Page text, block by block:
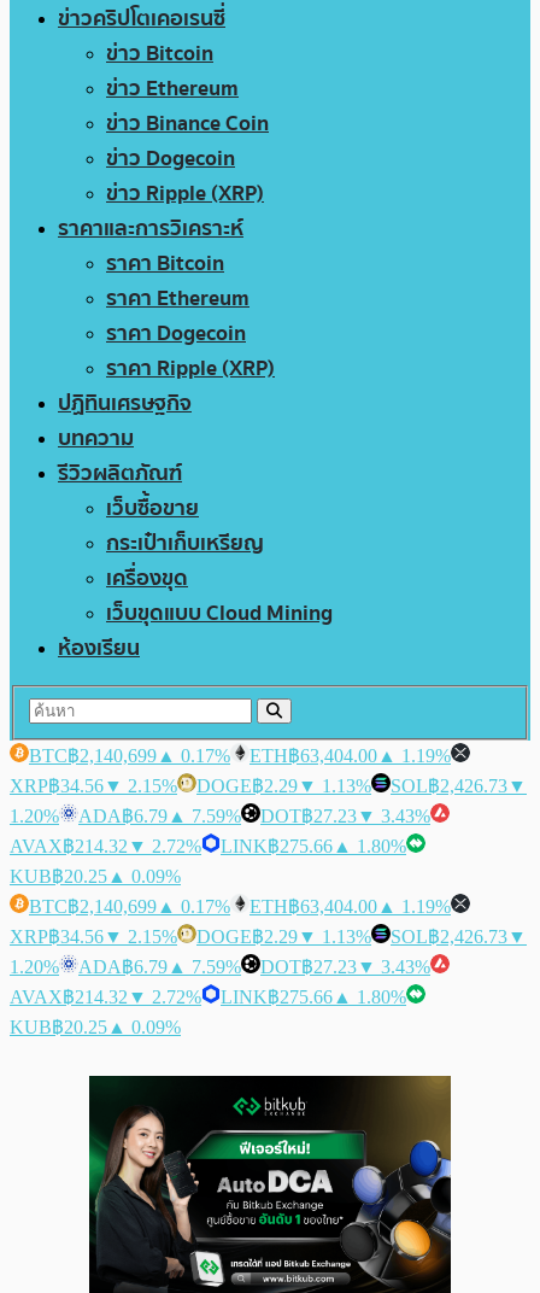
ข่าวคริปโตเคอเรนซี่
ข่าว Bitcoin
ข่าว Ethereum
ข่าว Binance Coin
ข่าว Dogecoin
ข่าว Ripple (XRP)
ราคาและการวิเคราะห์
ราคา Bitcoin
ราคา Ethereum
ราคา Dogecoin
ราคา Ripple (XRP)
ปฏิทินเศรษฐกิจ
บทความ
รีวิวผลิตภัณฑ์
เว็บซื้อขาย
กระเป๋าเก็บเหรียญ
เครื่องขุด
เว็บขุดแบบ Cloud Mining
ห้องเรียน
BTC฿2,140,699 ▲ 0.17% ETH฿63,404.00 ▲ 1.19%
XRP฿34.56▼ 2.15% DOGE฿2.29▼ 1.13% SOL฿2,426.73▼
1.20%
ADA฿6.79 ▲ 7.59% DOT฿27.23▼ 3.43%
AVAX฿214.32 ▼ 2.72% LINK฿275.66 ▲ 1.80%
KUB฿20.25 ▲ 0.09%
BTC฿2,140,699 ▲ 0.17% ETH฿63,404.00 ▲ 1.19%
XRP฿34.56▼ 2.15% DOGE฿2.29▼ 1.13% SOL฿2,426.73▼
1.20%
ADA฿6.79 ▲ 7.59% DOT฿27.23▼ 3.43%
AVAX฿214.32 ▼ 2.72% LINK฿275.66 ▲ 1.80%
KUB฿20.25 ▲ 0.09%